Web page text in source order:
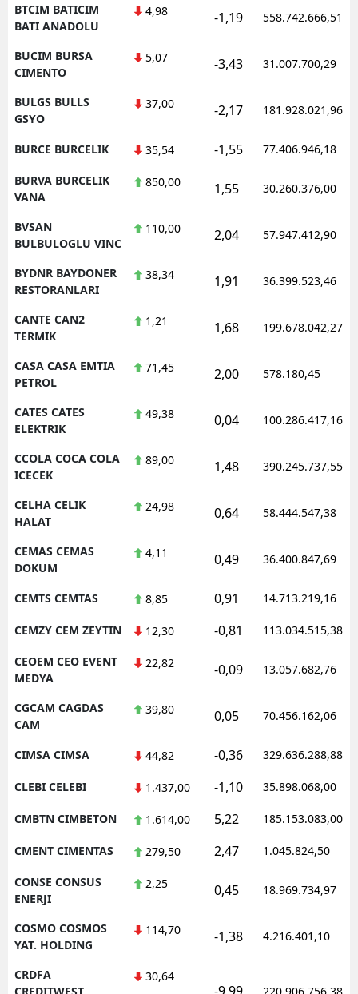
BTCIM BATICIM
BATI ANADOLU
4,98 -1,19 558.742.666,51
BUCIM BURSA
CIMENTO
5,07 -3,43 31.007.700,29
BULGS BULLS
GSYO
37,00 -2,17 181.928.021,96
BURCE BURCELIK 35,54 -1,55 77.406.946,18
BURVA BURCELIK
VANA
850,00 1,55 30.260.376,00
BVSAN
BULBULOGLU VINC
110,00 2,04 57.947.412,90
BYDNR BAYDONER
RESTORANLARI
38,34 1,91 36.399.523,46
CANTE CAN2
TERMIK
1,21 1,68 199.678.042,27
CASA CASA EMTIA
PETROL
71,45 2,00 578.180,45
CATES CATES
ELEKTRIK
49,38 0,04 100.286.417,16
CCOLA COCA COLA
ICECEK
89,00 1,48 390.245.737,55
CELHA CELIK
HALAT
24,98 0,64 58.444.547,38
CEMAS CEMAS
DOKUM
4,11 0,49 36.400.847,69
CEMTS CEMTAS 8,85 0,91 14.713.219,16
CEMZY CEM ZEYTIN 12,30 -0,81 113.034.515,38
CEOEM CEO EVENT
MEDYA
22,82 -0,09 13.057.682,76
CGCAM CAGDAS
CAM
39,80 0,05 70.456.162,06
CIMSA CIMSA 44,82 -0,36 329.636.288,88
CLEBI CELEBI 1.437,00 -1,10 35.898.068,00
CMBTN CIMBETON 1.614,00 5,22 185.153.083,00
CMENT CIMENTAS 279,50 2,47 1.045.824,50
CONSE CONSUS
ENERJI
2,25 0,45 18.969.734,97
COSMO COSMOS
YAT. HOLDING
114,70 -1,38 4.216.401,10
CRDFA
CREDITWEST
30,64
220.906.756,38